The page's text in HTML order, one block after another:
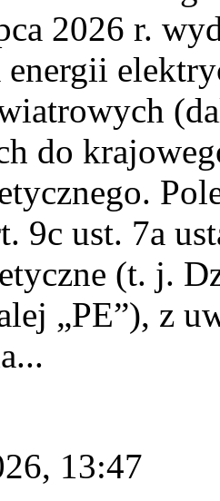
2026 r.
do
9c ust. 7a
(t. j.
„PE”), z
13:47